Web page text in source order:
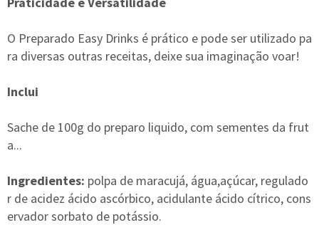
O Preparado Easy Drinks é prático e pode ser utilizado pa
ra diversas outras receitas, deixe sua imaginação voar!
Inclui
Sache de 100g do preparo liquido, com sementes da frut
a...
Ingredientes: polpa de maracujá, água,açúcar, regulado
r de acidez ácido ascórbico, acidulante ácido cítrico, cons
ervador sorbato de potássio.